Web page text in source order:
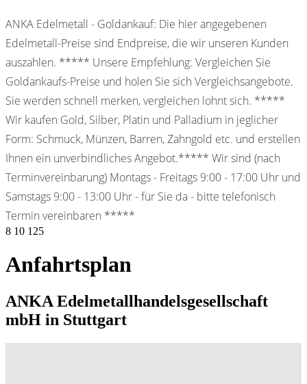
ANKA Edelmetall - Goldankauf: Die hier angegebenen
Edelmetall-Preise sind Endpreise, die wir unseren Kunden
auszahlen. ***** Unsere Empfehlung: Vergleichen Sie
Goldankaufs-Preise und holen Sie sich Vergleichsangebote.
Sie werden schnell merken, vergleichen lohnt sich. *****
Wir kaufen Gold, Silber, Platin und Palladium in jeglicher
Form: Schmuck, Münzen, Barren, Zahngold etc. und erstellen
Ihnen ein unverbindliches Angebot.***** Wir sind (nach
Terminvereinbarung) Montags - Freitags 9:00 - 17:00 Uhr und
Samstags 9:00 - 13:00 Uhr - für Sie da - bitte telefonisch
Termin vereinbaren *****
8 10 125
Anfahrtsplan
ANKA Edelmetallhandelsgesellschaft
mbH in Stuttgart